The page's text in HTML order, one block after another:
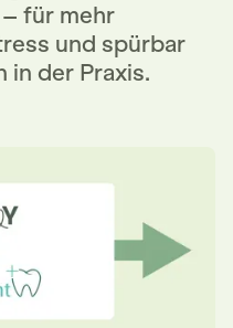
für mehr
und spürbar
der Praxis.